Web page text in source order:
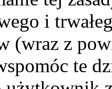
i
(wraz z
te